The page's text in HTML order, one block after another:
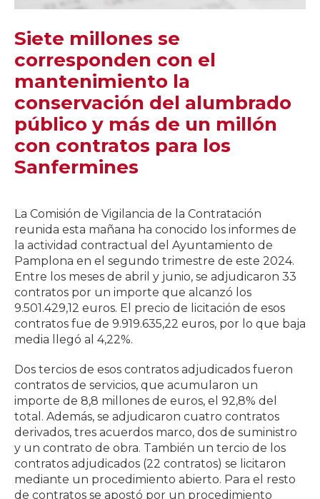
Siete millones se
corresponden con el
mantenimiento la
conservación del alumbrado
público y más de un millón
con contratos para los
Sanfermines
La Comisión de Vigilancia de la Contratación
reunida esta mañana ha conocido los informes de
la actividad contractual del Ayuntamiento de
Pamplona en el segundo trimestre de este 2024.
Entre los meses de abril y junio, se adjudicaron 33
contratos por un importe que alcanzó los
9.501.429,12 euros. El precio de licitación de esos
contratos fue de 9.919.635,22 euros, por lo que baja
media llegó al 4,22%.
Dos tercios de esos contratos adjudicados fueron
contratos de servicios, que acumularon un
importe de 8,8 millones de euros, el 92,8% del
total. Además, se adjudicaron cuatro contratos
derivados, tres acuerdos marco, dos de suministro
y un contrato de obra. También un tercio de los
contratos adjudicados (22 contratos) se licitaron
mediante un procedimiento abierto. Para el resto
de contratos se apostó por un procedimiento